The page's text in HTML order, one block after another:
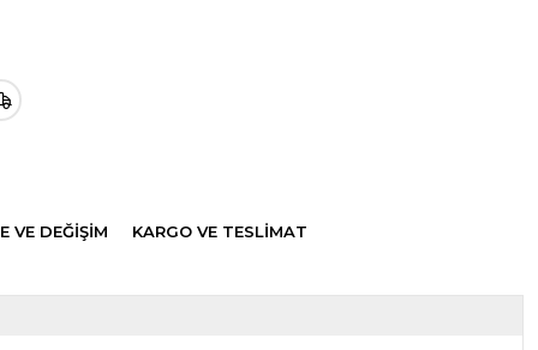
VE DEĞİŞİM KARGO VE TESLİMAT